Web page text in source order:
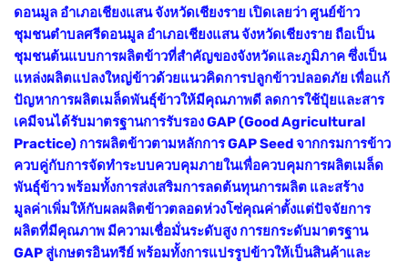
ดอนมูล อำเภอเชียงแสน จังหวัดเชียงราย เปิดเลยว่า ศูนย์ข้าว
ชุมชนตำบลศรีดอนมูล อำเภอเชียงแสน จังหวัดเชียงราย ถือเป็น
ชุมชนต้นแบบการผลิตข้าวที่สำคัญของจังหวัดและภูมิภาค ซึ่งเป็น
แหล่งผลิตแปลงใหญ่ข้าวด้วยแนวคิดการปลูกข้าวปลอดภัย เพื่อแก้
ปัญหาการผลิตเมล็ดพันธุ์ข้าวให้มีคุณภาพดี ลดการใช้ปุ๋ยและสาร
เคมีจนได้รับมาตรฐานการรับรอง GAP (Good Agricultural
Practice) การผลิตข้าวตามหลักการ GAP Seed จากกรมการข้าว
ควบคู่กับการจัดทำระบบควบคุมภายในเพื่อควบคุมการผลิตเมล็ด
พันธุ์ข้าว พร้อมทั้งการส่งเสริมการลดต้นทุนการผลิต และสร้าง
มูลค่าเพิ่มให้กับผลผลิตข้าวตลอดห่วงโซ่คุณค่าตั้งแต่ปัจจัยการ
ผลิตที่มีคุณภาพ มีความเชื่อมั่นระดับสูง การยกระดับมาตรฐาน
GAP สู่เกษตรอินทรีย์ พร้อมทั้งการแปรรูปข้าวให้เป็นสินค้าและ